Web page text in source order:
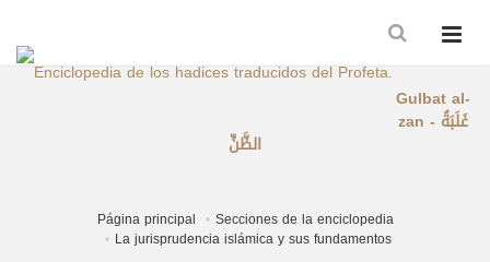
Gulbat al-
zan - غَلَبَةُ
الظَّنِّ
Página principal
Secciones de la enciclopedia
La jurisprudencia islámica y sus fundamentos